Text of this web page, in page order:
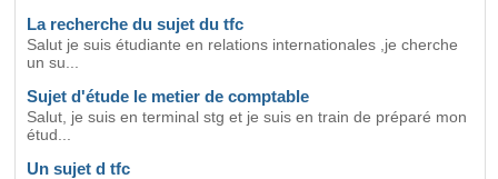
La recherche du sujet du tfc
Salut je suis étudiante en relations internationales ,je cherche
un su...
Sujet d'étude le metier de comptable
Salut, je suis en terminal stg et je suis en train de préparé mon
étud...
Un sujet d tfc